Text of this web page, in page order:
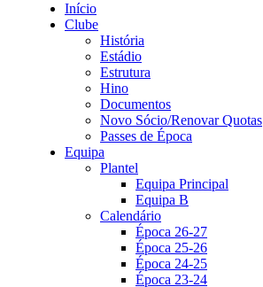
Início
Clube
História
Estádio
Estrutura
Hino
Documentos
Novo Sócio/Renovar Quotas
Passes de Época
Equipa
Plantel
Equipa Principal
Equipa B
Calendário
Época 26-27
Época 25-26
Época 24-25
Época 23-24